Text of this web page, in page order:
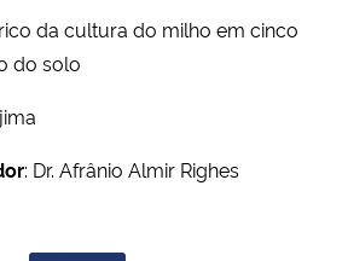
da cultura do milho em cinco
do solo
: Dr. Afrânio Almir Righes